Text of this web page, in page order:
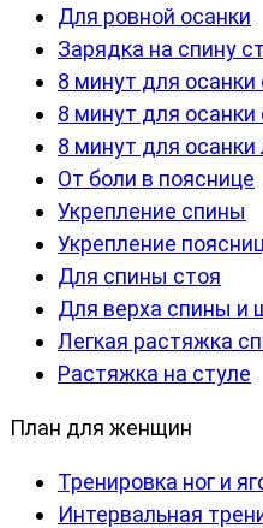
Для ровной осанки
Зарядка на спину
8 минут для осанки
8 минут для осанки
8 минут для
От боли в пояснице
Укрепление спины
Укрепление
Для спины стоя
Для верха спины и
Легкая растяжка
Растяжка на стуле
План для женщин
Тренировка ног и
Интервальная